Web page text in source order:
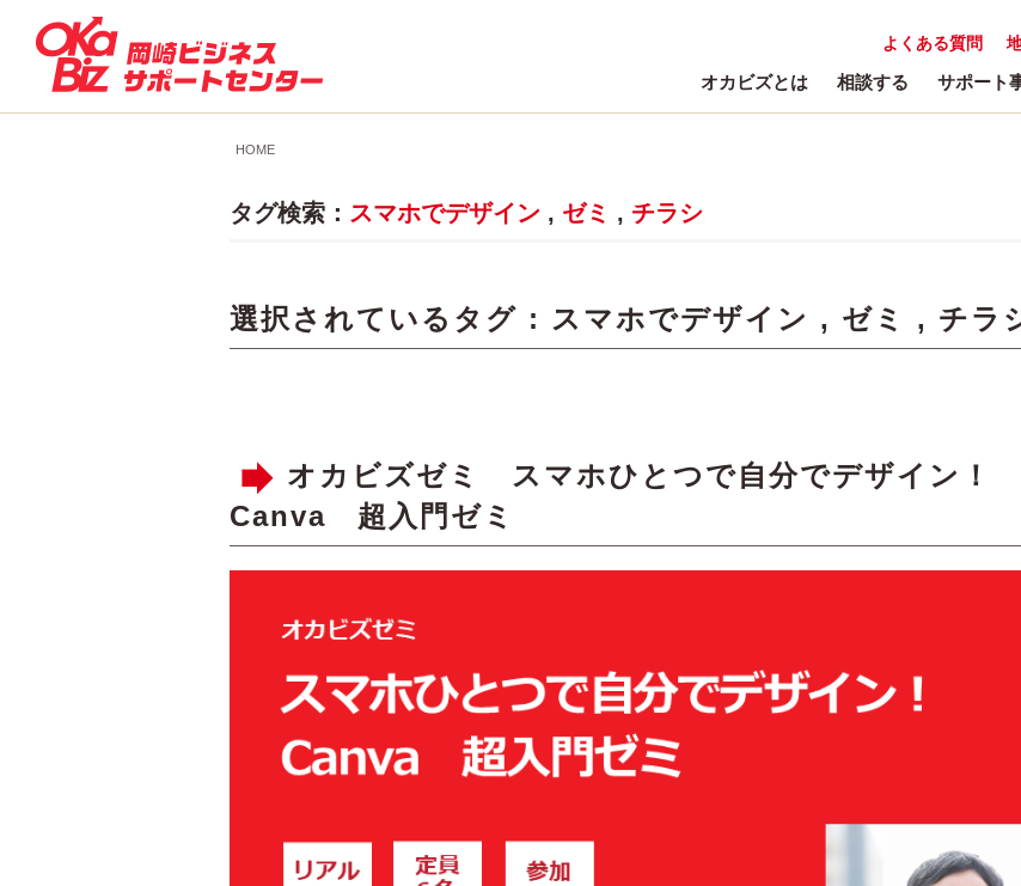
よくある質問
オカビズとは 相談する サポート
HOME
タグ検索： スマホでデザイン , ゼミ , チラシ
選択されているタグ : スマホでデザイン , ゼミ , チラ
オカビズゼミ スマホひとつで自分でデザイン！
Canva 超入門ゼミ